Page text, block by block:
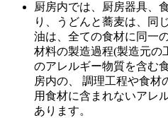
厨房内では、厨房器具、
り、うどんと蕎麦は、同
油は、全ての食材に同一
材料の製造過程(製造元の
のアレルギー物質を含む
房内の、 調理工程や食材
用食材に含まれないアレ
あります。